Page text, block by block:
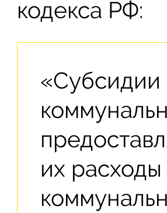
кодекса РФ:
«Субсидии
их